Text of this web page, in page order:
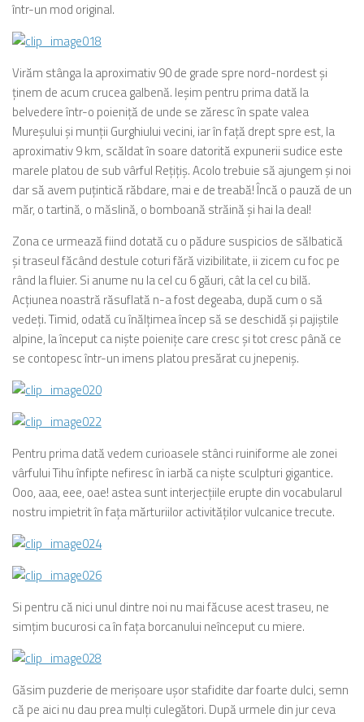
într-un mod original.
Virăm stânga la aproximativ 90 de grade spre nord-nordest şi
ţinem de acum crucea galbenă. Ieşim pentru prima dată la
belvedere într-o poieniţă de unde se zăresc în spate valea
Mureşului şi munţii Gurghiului vecini, iar în faţă drept spre est, la
aproximativ 9 km, scăldat în soare datorită expunerii sudice este
marele platou de sub vârful Reţiţiş. Acolo trebuie să ajungem şi noi
dar să avem puţintică răbdare, mai e de treabă! Încă o pauză de un
măr, o tartină, o măslină, o bomboană străină şi hai la deal!
Zona ce urmează fiind dotată cu o pădure suspicios de sălbatică
şi traseul făcând destule coturi fără vizibilitate, ii zicem cu foc pe
rând la fluier. Si anume nu la cel cu 6 găuri, cât la cel cu bilă.
Acţiunea noastră răsuflată n-a fost degeaba, după cum o să
vedeţi. Timid, odată cu înălţimea încep să se deschidă şi pajiştile
alpine, la început ca nişte poieniţe care cresc şi tot cresc până ce
se contopesc într-un imens platou presărat cu jnepeniş.
Pentru prima dată vedem curioasele stânci ruiniforme ale zonei
vârfului Tihu înfipte nefiresc în iarbă ca nişte sculpturi gigantice.
Ooo, aaa, eee, oae! astea sunt interjecţiile erupte din vocabularul
nostru impietrit în faţa mărturiilor activităţilor vulcanice trecute.
Si pentru că nici unul dintre noi nu mai făcuse acest traseu, ne
simţim bucurosi ca în faţa borcanului neînceput cu miere.
Găsim puzderie de merişoare uşor stafidite dar foarte dulci, semn
că pe aici nu dau prea mulţi culegători. După urmele din jur ceva